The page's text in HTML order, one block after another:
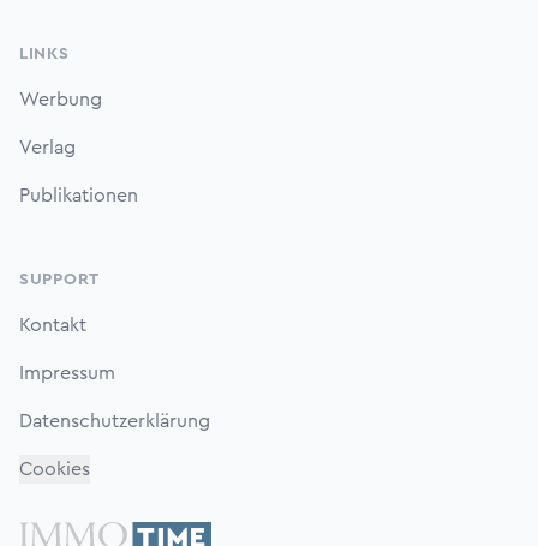
LINKS
Werbung
Verlag
Publikationen
SUPPORT
Kontakt
Impressum
Datenschutzerklärung
Cookies